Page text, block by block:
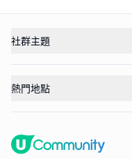
社群主題
熱門地點